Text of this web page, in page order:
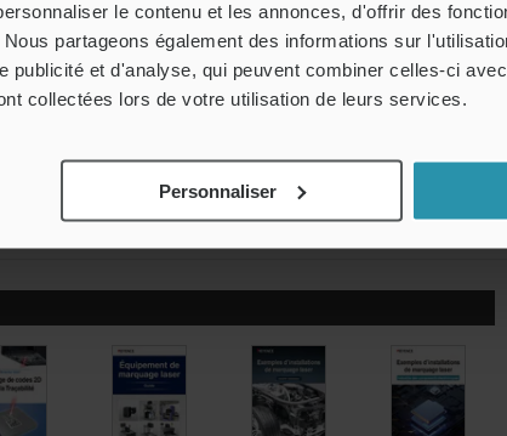
le contenu et les annonces, d'offrir des
partageons également des informations sur
publicité et d'analyse, qui peuvent combiner celles-ci
collectées lors de votre utilisation de leurs services.
Personnaliser
Distribution des longueurs d’onde de la lumière